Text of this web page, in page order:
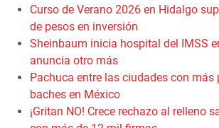
Curso de Verano 2026 en Hidalgo
de pesos en inversión
Sheinbaum inicia hospital del IMSS
anuncia otro más
Pachuca entre las ciudades con más
baches en México
¡Gritan NO! Crece rechazo al relleno